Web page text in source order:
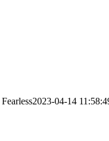
Fearless2023-04-14